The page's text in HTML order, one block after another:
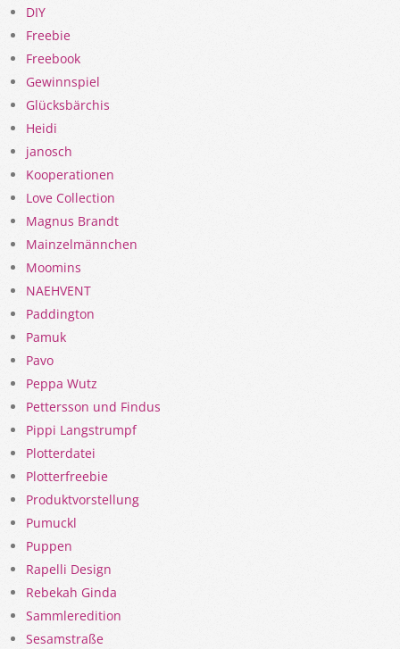
DIY
Freebie
Freebook
Gewinnspiel
Glücksbärchis
Heidi
janosch
Kooperationen
Love Collection
Magnus Brandt
Mainzelmännchen
Moomins
NAEHVENT
Paddington
Pamuk
Pavo
Peppa Wutz
Pettersson und Findus
Pippi Langstrumpf
Plotterdatei
Plotterfreebie
Produktvorstellung
Pumuckl
Puppen
Rapelli Design
Rebekah Ginda
Sammleredition
Sesamstraße